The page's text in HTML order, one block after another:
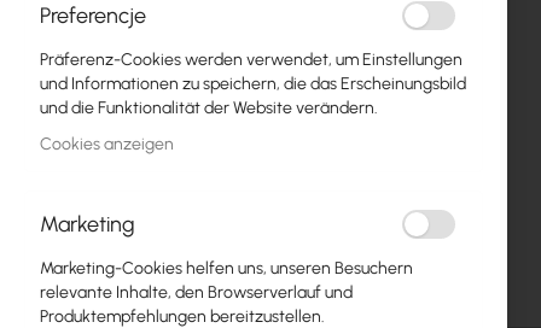
Switch
Zugangspunkte
Koaxialkabel
Power Supply
GPON
LAN-Kabel
Zum
Anfang
Preferencje
Präferenz-Cookies werden verwendet, um Einstellungen
und Informationen zu speichern, die das Erscheinungsbild
und die Funktionalität der Website verändern.
Cookies anzeigen
Marketing
Marketing-Cookies helfen uns, unseren Besuchern
relevante Inhalte, den Browserverlauf und
Produktempfehlungen bereitzustellen.